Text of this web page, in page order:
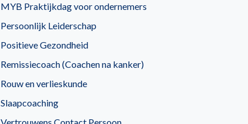
MYB Praktijkdag voor ondernemers
Persoonlijk Leiderschap
Positieve Gezondheid
Remissiecoach (Coachen na kanker)
Rouw en verlieskunde
Slaapcoaching